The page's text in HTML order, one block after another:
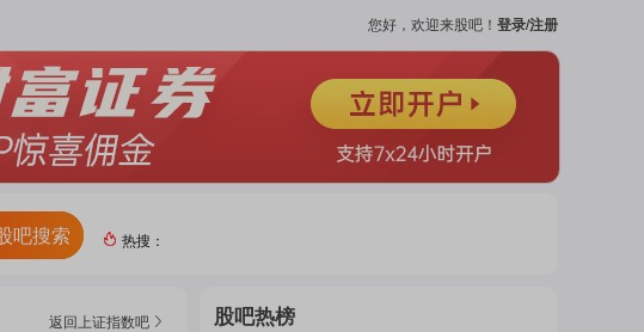
您好，欢迎来股吧！ 登录/注册
吧搜索
热门
热搜：
返回 上证指数吧 股吧热榜